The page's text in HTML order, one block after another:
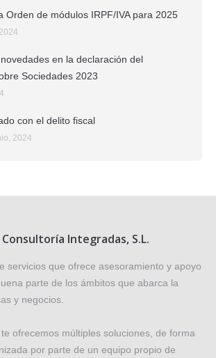
Orden de módulos IRPF/IVA para 2025
en la declaración del
Sociedades 2023
con el delito fiscal
2024
Integradas, S.L.
servicios que ofrece asesoramiento y apoyo
parte de los ámbitos que abarca la
y negocios.
ofrecemos múltiples soluciones, de forma
por parte de un equipo propio de